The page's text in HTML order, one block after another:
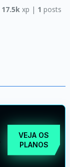
17.5k xp | 1 posts
VEJA OS
PLANOS